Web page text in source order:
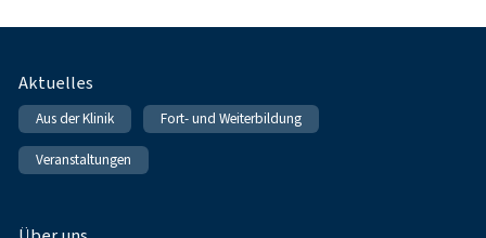
Fußnavigation
Aktuelles
Aus der Klinik Fort- und Weiterbildung
Veranstaltungen